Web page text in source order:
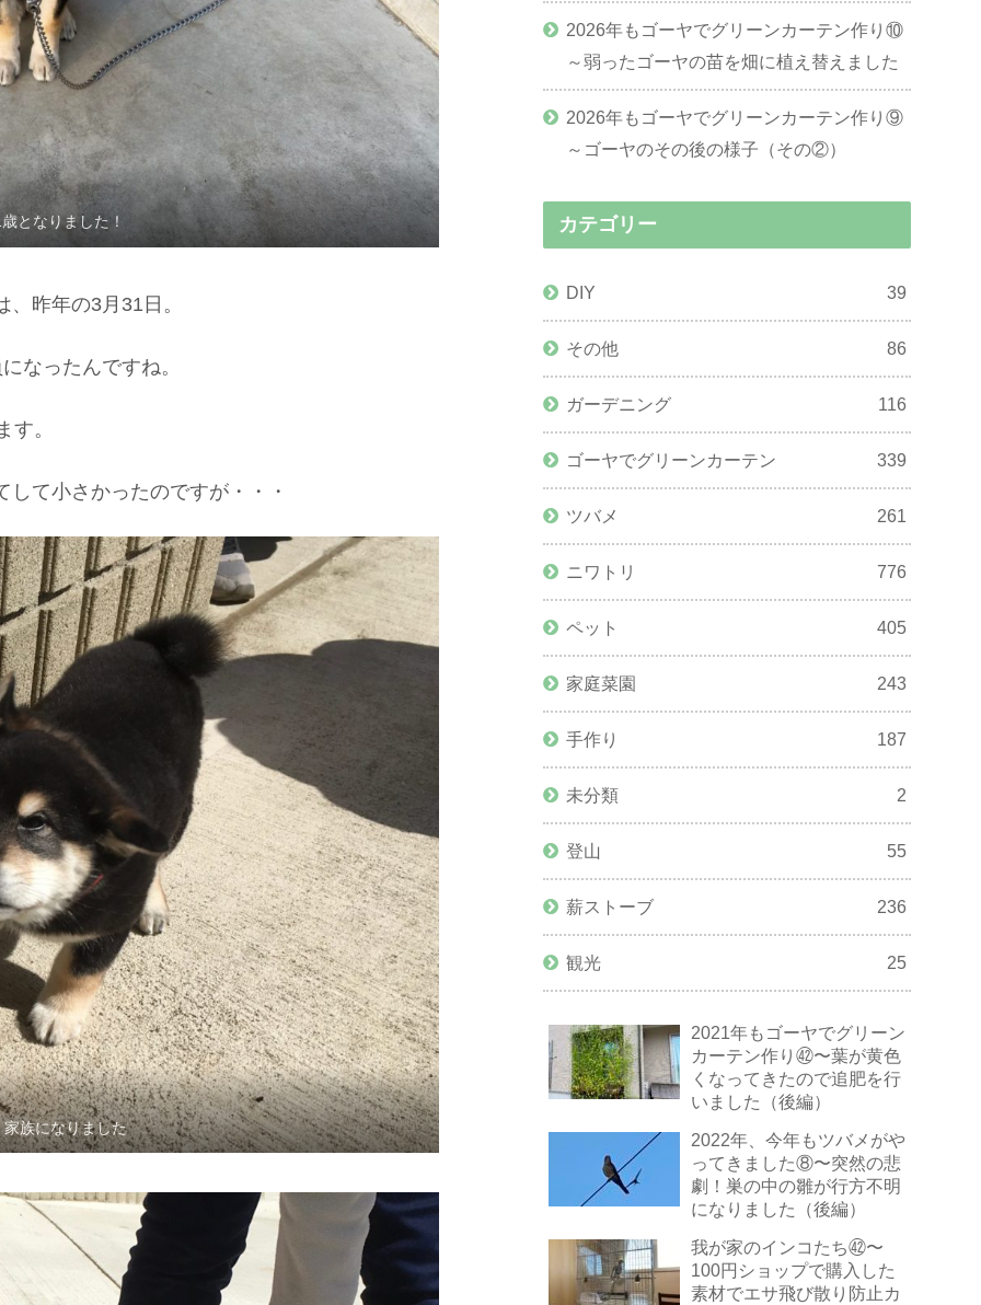
となりました！
昨年の3月31日。
なったんですね。
す。
て小さかったのですが・・・
族になりました
2026年もゴーヤでグリーンカーテン作り⑩
～弱ったゴーヤの苗を畑に植え替えました
2026年もゴーヤでグリーンカーテン作り⑨
～ゴーヤのその後の様子（その②）
カテゴリー
DIY 39
その他 86
ガーデニング 116
ゴーヤでグリーンカーテン 339
ツバメ 261
ニワトリ 776
ペット 405
家庭菜園 243
手作り 187
未分類 2
登山 55
薪ストーブ 236
観光 25
2021年もゴーヤでグリーン
カーテン作り㊷〜葉が黄色
くなってきたので追肥を行
いました（後編）
2022年、今年もツバメがや
ってきました⑧〜突然の悲
劇！巣の中の雛が行方不明
になりました（後編）
我が家のインコたち㊷〜
100円ショップで購入した
素材でエサ飛び散り防止カ